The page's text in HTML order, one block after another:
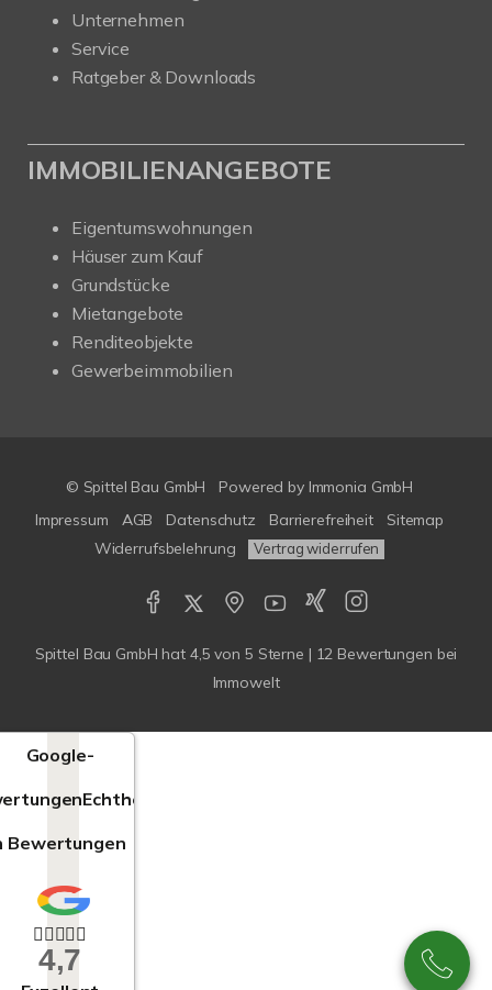
Unternehmen
Service
Ratgeber & Downloads
IMMOBILIENANGEBOTE
Eigentumswohnungen
Häuser zum Kauf
Grundstücke
Mietangebote
Renditeobjekte
Gewerbeimmobilien
© Spittel Bau GmbH Powered by Immonia GmbH
Impressum
AGB Datenschutz Barrierefreiheit
Sitemap
Widerrufsbelehrung
Vertrag widerrufen
Spittel Bau GmbH hat 4,5 von 5 Sterne | 12 Bewertungen bei
Immowelt
Google-
Echtheit
Bewertungen
4,7